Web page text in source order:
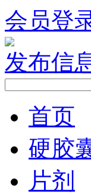
会员登
发布信
首页
硬胶
片剂